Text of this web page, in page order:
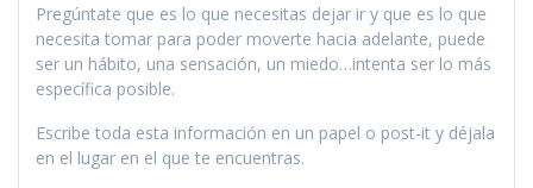
Pregúntate que es lo que necesitas dejar ir y que es lo que
necesita tomar para poder moverte hacia adelante, puede
ser un hábito, una sensación, un miedo…intenta ser lo más
específica posible.
Escribe toda esta información en un papel o post-it y déjala
en el lugar en el que te encuentras.